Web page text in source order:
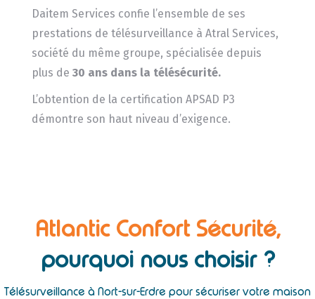
Daitem Services confie l’ensemble de ses
prestations de télésurveillance à Atral Services,
société du même groupe, spécialisée depuis
plus de 30 ans dans la télésécurité.
L’obtention de la certification APSAD P3
démontre son haut niveau d’exigence.
Atlantic Confort Sécurité,
pourquoi nous choisir ?
Télésurveillance à Nort-sur-Erdre pour sécuriser votre maison